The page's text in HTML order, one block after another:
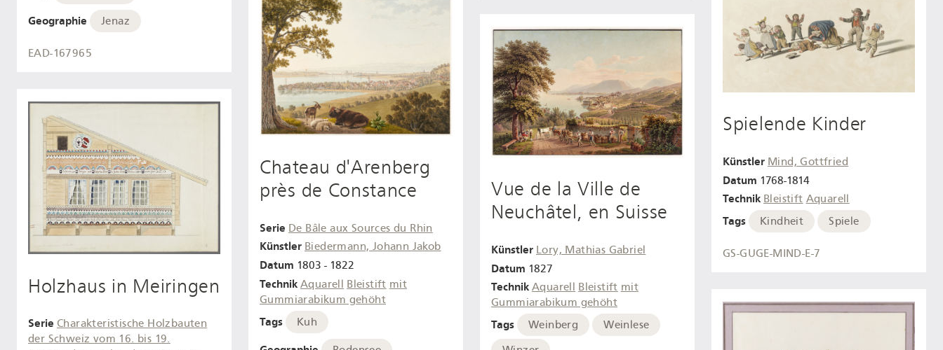
Geographie Jenaz
EAD-167965
Holzhaus in Meiringen
Serie Charakteristische Holzbauten
der Schweiz vom 16. bis 19.
Chateau d'Arenberg
près de Constance
Serie De Bâle aux Sources du Rhin
Künstler Biedermann, Johann Jakob
Datum 1803 - 1822
Technik Aquarell Bleistift mit
Gummiarabikum gehöht
Tags Kuh
Vue de la Ville de
Neuchâtel, en Suisse
Künstler Lory, Mathias Gabriel
Datum 1827
Technik Aquarell Bleistift mit
Gummiarabikum gehöht
Tags Weinberg
Weinlese
Spielende Kinder
Künstler Mind, Gottfried
Datum 1768-1814
Technik Bleistift Aquarell
Tags Kindheit Spiele
GS-GUGE-MIND-E-7